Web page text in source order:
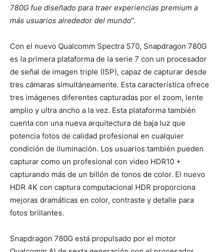
780G fue diseñado para traer experiencias premium a
más usuarios alrededor del mundo”.
Con el nuevo Qualcomm Spectra 570, Snapdragon 780G
es la primera plataforma de la serie 7 con un procesador
de señal de imagen triple (ISP), capaz de capturar desde
tres cámaras simultáneamente. Esta característica ofrece
tres imágenes diferentes capturadas por el zoom, lente
amplio y ultra ancho a la vez. Esta plataforma también
cuenta con una nueva arquitectura de baja luz que
potencia fotos de calidad profesional en cualquier
condición de iluminación. Los usuarios también pueden
capturar como un profesional con video HDR10 +
capturando más de un billón de tonos de color. El nuevo
HDR 4K con captura computacional HDR proporciona
mejoras dramáticas en color, contraste y detalle para
fotos brillantes.
Snapdragon 780G está propulsado por el motor